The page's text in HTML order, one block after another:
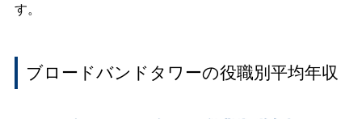
す。
ブロードバンドタワーの役職別平均年収